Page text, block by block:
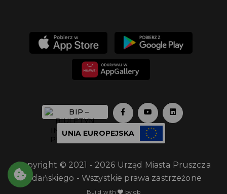
UNIA EUROPEJSKA
Copyright © 2021 - 2026 Urząd Miasta Pruszcza
Gdańskiego - Wszystkie prawa zastrzeżone
Build with by qb